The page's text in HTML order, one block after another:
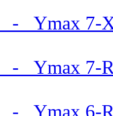
- Ymax 7-
- Ymax 7-
- Ymax 6-